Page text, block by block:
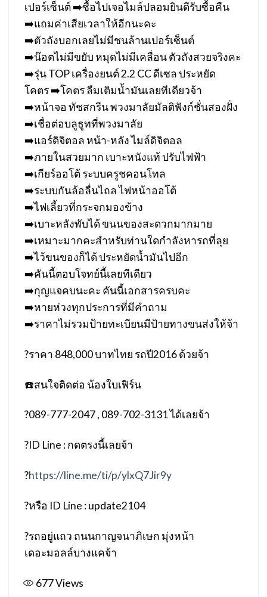
เปอร์เซ็นต์➡️ซื้อไปเจอไมล์ปลอมยินดีรับซื้อคืน
➡️แถมค่าเสียเวลาให้อีกนะคะ
➡️ตัวถังบอกเลยไม่มีชนล้านเปอร์เซ็นต์
➡️น๊อตไม่มีขยับ หมุดไม่มีเคลื่อน ตัวถังสวยจริงคะ
➡️รุ่น TOP เครื่องยนต์ 2.2 CC ดีเซล ประหยัด
โคตร➡️โคตร ลืมเติมน้ำมันเลยทีเดียวจ้า
➡️หน้าจอ ทัชสกรีน พวงมาลัยมัลติฟังก์ชั่นสองฝั่ง
➡️เชื่อต่อบลูธูทที่พวงมาลัย
➡️แอร์ดิจิตอล หน้า-หลัง ไมล์ดิจิตอล
➡️ภายในสวยมาก เบาะหนังแท้ ปรับไฟฟ้า
➡️เกียร์ออโต้ ระบบครูชคอนโทล
➡️ระบบกันล้อลื่นไถล ไฟหน้าออโต้
➡️ไฟเลี้ยวที่กระจกมองข้าง
➡️เบาะหลังพับได้ ขนนของสะดวกมากมาย
➡️เหมาะมากคะสำหรับท่านใดกำลังหารถที่ลุย
➡️ไว้ขนของก็ได้ ประหยัดน้ำมันไปอีก
➡️คันนี้ตอบโจทย์นี้เลยทีเดียว
➡️กุญแจคบนะคะ คันนี้เอกสารครบคะ
➡️หายห่วงทุกประการที่มีคำถาม
➡️ราคาไม่รวมป้ายทะเบียนมีป้ายทางขนส่งให้จ้า
?ราคา 848,000 บาทไทย รถปี2016 ด้วยจ้า
☎️สนใจติดต่อ น้องใบเฟิร์น
?089-777-2047 , 089-702-3131 ได้เลยจ้า
?ID Line : กดตรงนี้เลยจ้า
?https://line.me/ti/p/ylxQ7Jir9y
?หรือ ID Line : update2104
?รถอยู่แถว ถนนกาญจนาภิเษก มุ่งหน้า
เดอะมอลล์บางแคจ้า
677Views